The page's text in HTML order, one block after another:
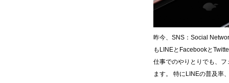
昨今、SNS：Social
もLINEとFacebookと
仕事でのやりとりでも、
ます。 特にLINEの普及率